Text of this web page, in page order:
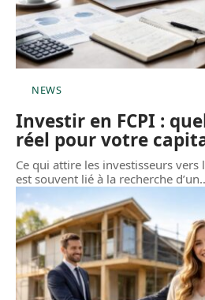
NEWS
Investir en FCPI :
réel pour votre
Ce qui attire les investisseurs
est souvent lié à la recherche d’un